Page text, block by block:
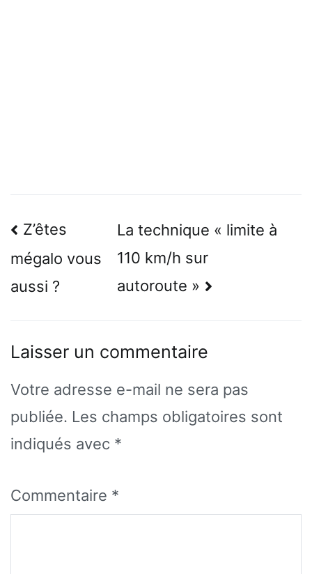
Navigation
de
l’article
Z’êtes
mégalo vous
aussi ?
La technique « limite à
110 km/h sur
autoroute »
Laisser un commentaire
Votre adresse e-mail ne sera pas
publiée. Les champs obligatoires sont
indiqués avec *
Commentaire *